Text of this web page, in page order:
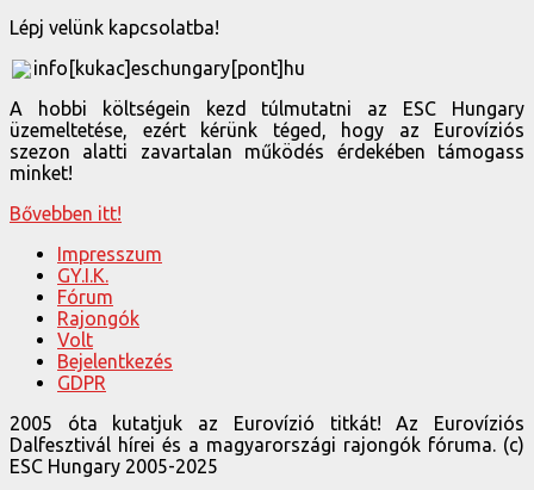
Lépj velünk kapcsolatba!
info[kukac]eschungary[pont]hu
A hobbi költségein kezd túlmutatni az ESC Hungary
üzemeltetése, ezért kérünk téged, hogy az Eurovíziós
szezon alatti zavartalan működés érdekében támogass
minket!
Bővebben itt!
Impresszum
GY.I.K.
Fórum
Rajongók
Volt
Bejelentkezés
GDPR
2005 óta kutatjuk az Eurovízió titkát! Az Eurovíziós
Dalfesztivál hírei és a magyarországi rajongók fóruma. (c)
ESC Hungary 2005-2025